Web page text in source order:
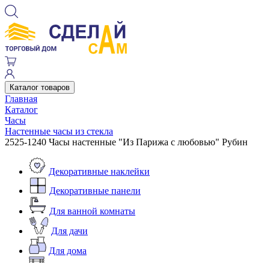
Каталог товаров
Главная
Каталог
Часы
Настенные часы из стекла
2525-1240 Часы настенные "Из Парижа с любовью" Рубин
Декоративные наклейки
Декоративные панели
Для ванной комнаты
Для дачи
Для дома